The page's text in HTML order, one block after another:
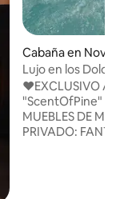
Cabaña en Nova
Lujo en los
♥️EXCLUSIVO
"ScentOfPine"
MUEBLES DE
PRIVADO: